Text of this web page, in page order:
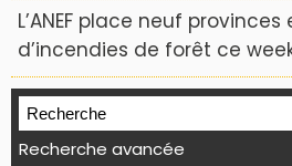
L’ANEF place neuf
d’incendies de forêt ce
Recherche avancée